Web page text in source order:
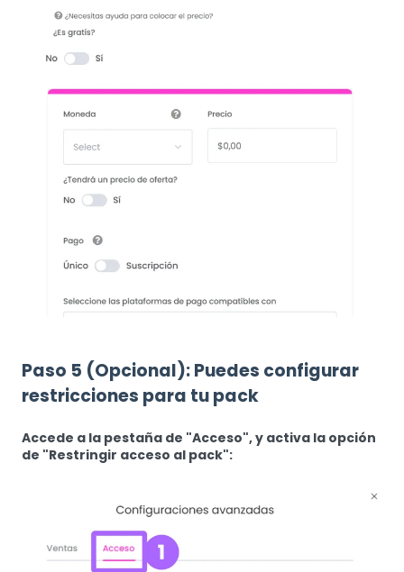
Paso 5 (Opcional): Puedes configurar
restricciones para tu pack
Accede a la pestaña de "Acceso", y activa la opción
de "Restringir acceso al pack":